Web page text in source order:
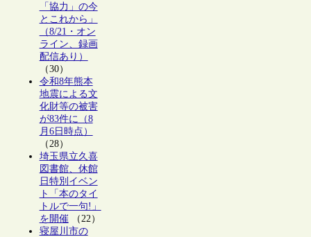
「協力」の今
とこれから」
（8/21・オン
ライン、録画
配信あり）
（30）
令和8年熊本
地震による文
化財等の被害
が83件に（8
月6日時点）
（28）
埼玉県立久喜
図書館、休館
日特別イベン
ト「本のタイ
トルで一句!」
を開催（22）
寝屋川市の